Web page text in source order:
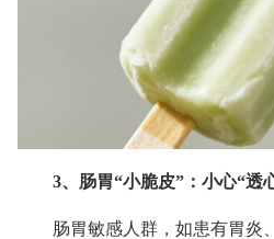
3、肠胃“小脆皮”：小心“透
肠胃敏感人群，如患有胃炎